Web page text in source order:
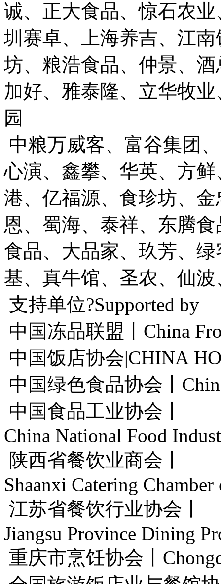
诚、正大食品、惊石农
圳赛卓、上海养吉、江
坊、粮浩食品、仲景、
加好、雅泰隆、立华牧
园
中粮万威客、富谷集团
心演、鑫攀、华英、方
港、亿福源、食珍坊、
恩、蜀海、泰祥、东腾
食品、大品家、玖芳、
基、真牛馆、圣农、仙波
支持单位?Supported by
中国冻品联盟丨China
中国饭店协会|CHINA
中国绿色食品协会丨
中国食品工业协会丨
China National Food
陕西省餐饮业商会丨
Shaanxi Catering Chamber
江苏省餐饮行业协会丨
Jiangsu Province Dining
重庆市烹饪协会丨